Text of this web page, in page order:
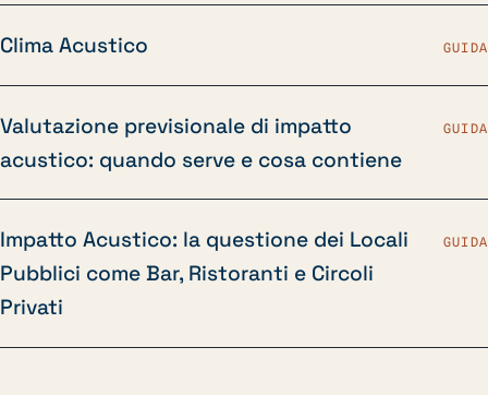
Clima Acustico GUIDA
Valutazione previsionale di impatto
acustico: quando serve e cosa contiene
GUIDA
Impatto Acustico: la questione dei Locali
Pubblici come Bar, Ristoranti e Circoli
Privati
GUIDA